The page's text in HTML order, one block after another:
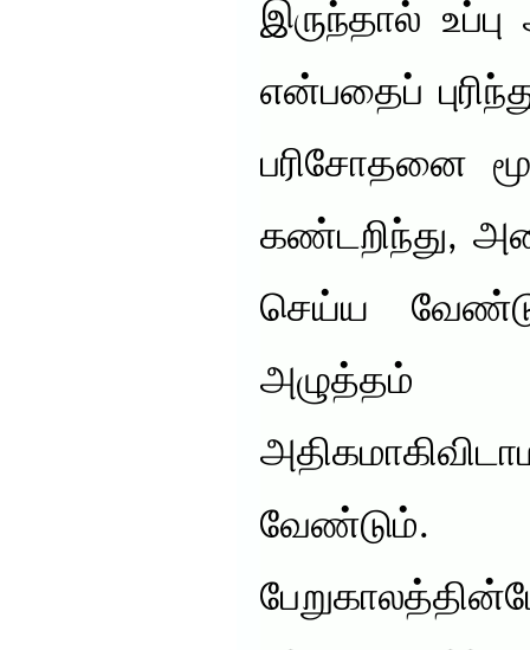
இருந்தால்
என்பதைப்
பரிசோதனை
கண்டறிந்து,
செய்ய